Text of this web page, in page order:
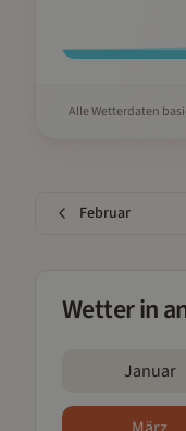
Alle Wetterdaten
Februar
Wetter in
Januar